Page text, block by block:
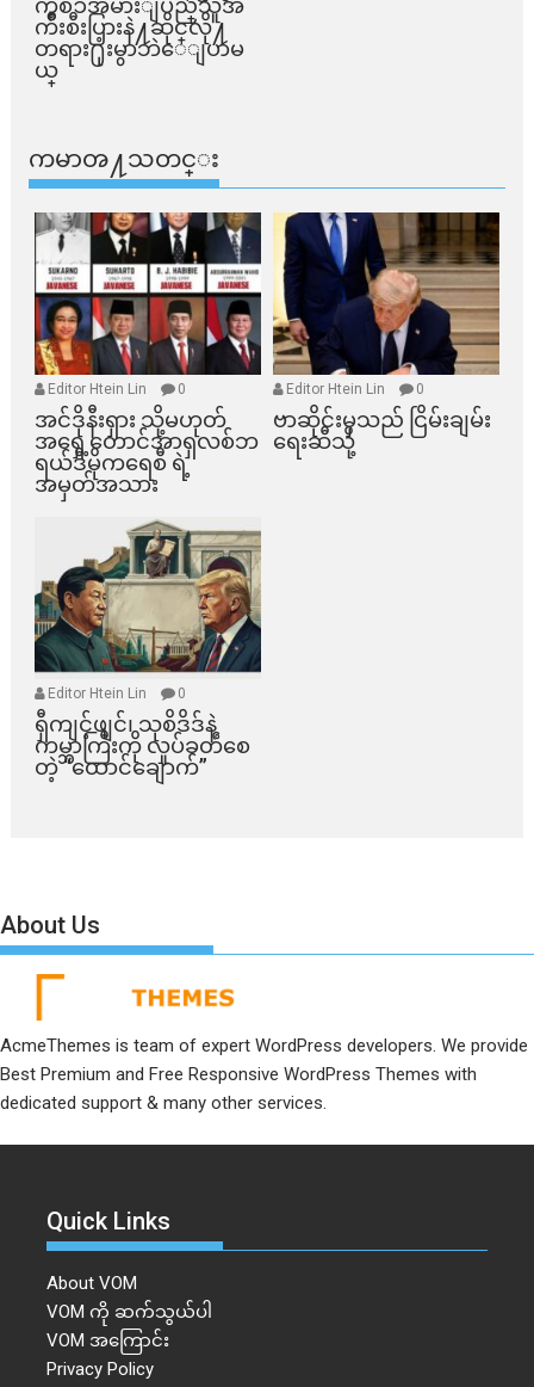
ကိစၥအမ်ားျပည္​သူအ
က်ိဳးစီးပြားနဲ႔ဆိုင္​လို႔
တရား႐ုံးမွာဘဲေျပာမ
ယ္​
ကမာၻ႔သတင္း
Editor Htein Lin 0
အင်ဒိုနီးရှား သို့မဟုတ်
အရှေ့တောင်အာရှလစ်ဘ
ရယ်ဒီမိုကရေစီ ရဲ့
အမှတ်အသား
Editor Htein Lin 0
ဗာဆိုင်းမှသည် ငြိမ်းချမ်း
ရေးဆီသို့
Editor Htein Lin 0
ရှီကျင့်ဖျင်၊ သုစိဒိဒ်နဲ့
ကမ္ဘာကြီးကို လှုပ်ခတ်စေ
တဲ့ “ထောင်ချောက်”
About Us
AcmeThemes is team of expert WordPress developers. We provide
Best Premium and Free Responsive WordPress Themes with
dedicated support & many other services.
Quick Links
About VOM
VOM ကို ဆက်သွယ်ပါ
VOM အကြောင်း
Privacy Policy